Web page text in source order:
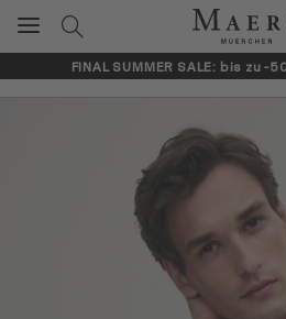
FINAL SUMMER SALE: bis zu -
Artikelbilder überspringen